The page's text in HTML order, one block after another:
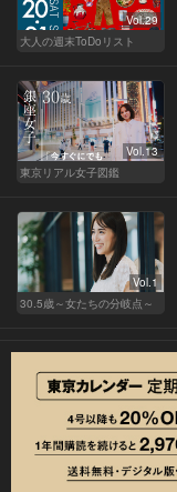
Vol.29
大人の週末ToDoリスト
Vol.13
東京リアル女子図鑑
Vol.1
30.5歳～女たちの分岐点～